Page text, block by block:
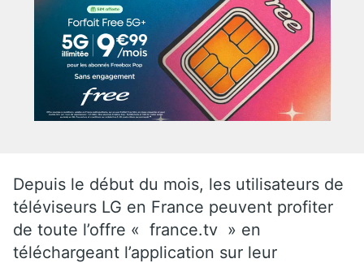
Depuis le début du mois, les utilisateurs de
téléviseurs LG en France peuvent profiter
de toute l’offre « france.tv » en
téléchargeant l’application sur leur